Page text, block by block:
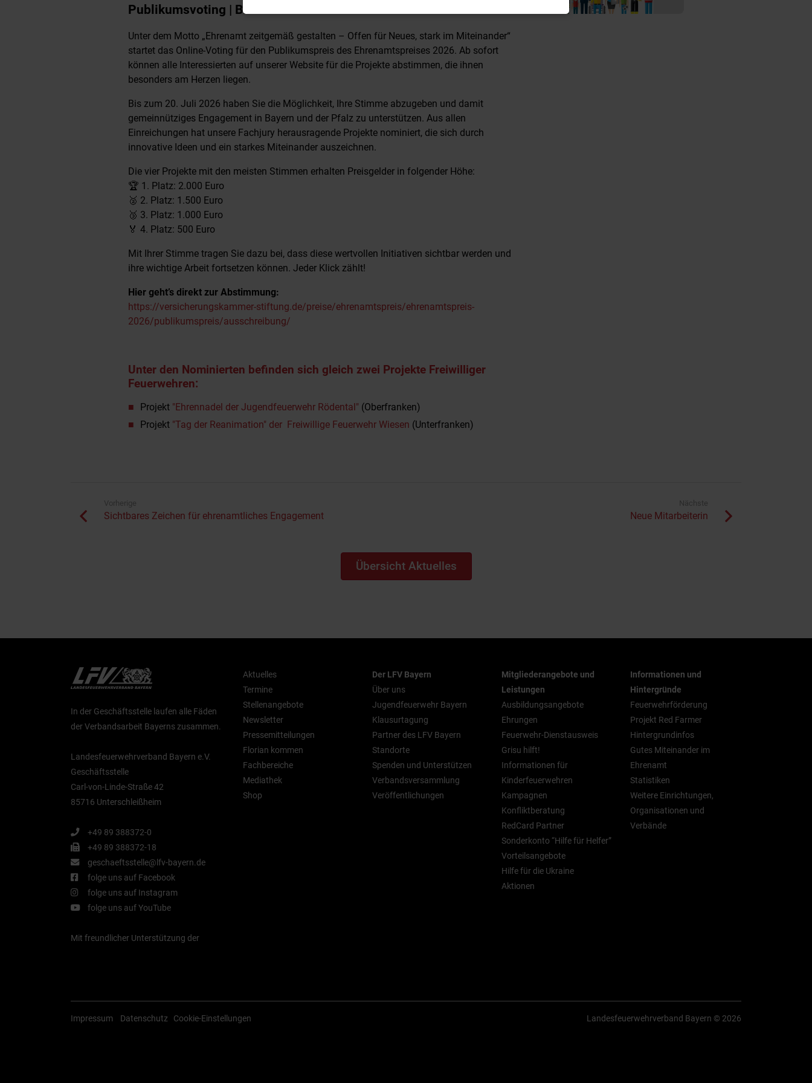
Publikumsvoting | Bis 20. Juli abstimmen!
Unter dem Motto „Ehrenamt zeitgemäß gestalten – Offen für Neues, stark im Miteinander“
startet das Online-Voting für den Publikumspreis des Ehrenamtspreises 2026. Ab sofort
können alle Interessierten auf unserer Website für die Projekte abstimmen, die ihnen
besonders am Herzen liegen.
Bis zum 20. Juli 2026 haben Sie die Möglichkeit, Ihre Stimme abzugeben und damit
gemeinnütziges Engagement in Bayern und der Pfalz zu unterstützen. Aus allen
Einreichungen hat unsere Fachjury herausragende Projekte nominiert, die sich durch
innovative Ideen und ein starkes Miteinander auszeichnen.
Die vier Projekte mit den meisten Stimmen erhalten Preisgelder in folgender Höhe:
🏆 1. Platz: 2.000 Euro
🥈 2. Platz: 1.500 Euro
🥉 3. Platz: 1.000 Euro
🏅 4. Platz: 500 Euro
Mit Ihrer Stimme tragen Sie dazu bei, dass diese wertvollen Initiativen sichtbar werden und
ihre wichtige Arbeit fortsetzen können. Jeder Klick zählt!
Hier geht’s direkt zur Abstimmung:
https://versicherungskammer-stiftung.de/preise/ehrenamtspreis/ehrenamtspreis-
2026/publikumspreis/ausschreibung/
Unter den Nominierten befinden sich gleich zwei Projekte Freiwilliger
Feuerwehren:
Projekt "Ehrennadel der Jugendfeuerwehr Rödental" (Oberfranken)
Projekt "Tag der Reanimation" der Freiwillige Feuerwehr Wiesen (Unterfranken)
Vorherige
Sichtbares Zeichen für ehrenamtliches Engagement
Nächste
Neue Mitarbeiterin
Übersicht Aktuelles
In der Geschäftsstelle laufen alle Fäden
der Verbandsarbeit Bayerns zusammen.
Landesfeuerwehrverband Bayern e.V.
Geschäftsstelle
Carl-von-Linde-Straße 42
85716 Unterschleißheim
+49 89 388372-0
+49 89 388372-18
geschaeftsstelle@lfv-bayern.de
folge uns auf Facebook
folge uns auf Instagram
folge uns auf YouTube
Mit freundlicher Unterstützung der
Aktuelles
Termine
Stellenangebote
Newsletter
Pressemitteilungen
Florian kommen
Fachbereiche
Mediathek
Shop
Der LFV Bayern
Über uns
Jugendfeuerwehr Bayern
Klausurtagung
Partner des LFV Bayern
Standorte
Spenden und Unterstützen
Verbandsversammlung
Veröffentlichungen
Mitgliederangebote und
Leistungen
Ausbildungsangebote
Ehrungen
Feuerwehr-Dienstausweis
Grisu hilft!
Informationen für
Kinderfeuerwehren
Kampagnen
Konfliktberatung
RedCard Partner
Sonderkonto “Hilfe für Helfer”
Vorteilsangebote
Hilfe für die Ukraine
Aktionen
Informationen und
Hintergründe
Feuerwehrförderung
Projekt Red Farmer
Hintergrundinfos
Gutes Miteinander im
Ehrenamt
Statistiken
Weitere Einrichtungen,
Organisationen und
Verbände
Impressum Datenschutz Cookie-Einstellungen Landesfeuerwehrverband Bayern © 2026